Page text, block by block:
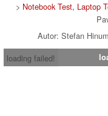
> Notebook Test, Laptop
Autor: Stefan
loading failed!